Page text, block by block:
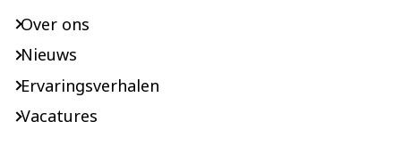
Over ons
Nieuws
Ervaringsverhalen
Vacatures